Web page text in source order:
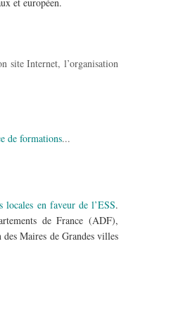
site Internet, l’organisation
de formations...
locales en faveur de l’ESS.
de France (ADF),
Maires de Grandes villes